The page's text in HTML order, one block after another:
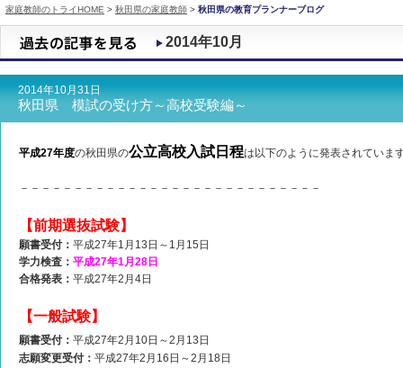
都道府県別情報
合格体験談
キャンペーン情報
家庭教師のトライHOME > 秋田県の家庭教師 > 秋田県の教育プランナーブログ
2014年10月
2014年10月31日
秋田県 模試の受け方～高校受験編～
平成27年度の秋田県の公立高校入試日程は以下のように発表されていま
－－－－－－－－－－－－－－－－－－－－－－－－－－－－
【前期選抜試験】
願書受付： 平成27年1月13日～1月15日
学力検査： 平成27年1月28日
合格発表： 平成27年2月4日
【一般試験】
願書受付： 平成27年2月10日～2月13日
志願変更受付： 平成27年2月16日～2月18日